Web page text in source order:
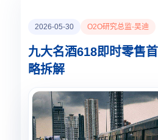
2026-05-30 O2O研究总监-吴迪
九大名酒618即时零售
略拆解